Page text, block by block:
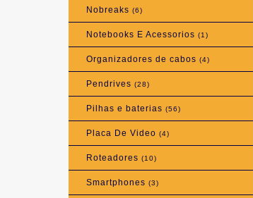
Nobreaks (6)
Notebooks E Acessorios (1)
Organizadores de cabos (4)
Pendrives (28)
Pilhas e baterias (56)
Placa De Video (4)
Roteadores (10)
Smartphones (3)